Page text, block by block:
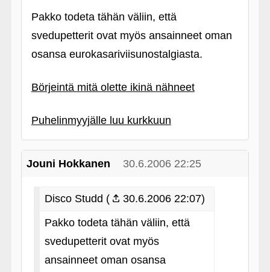
Pakko todeta tähän väliin, että
svedupetterit ovat myös ansainneet oman
osansa eurokasariviisunostalgiasta.
Börjeintä mitä olette ikinä nähneet
Puhelinmyyjälle luu kurkkuun
Jouni Hokkanen 30.6.2006 22:25
Disco Studd (
30.6.2006 22:07)
Pakko todeta tähän väliin, että
svedupetterit ovat myös
ansainneet oman osansa